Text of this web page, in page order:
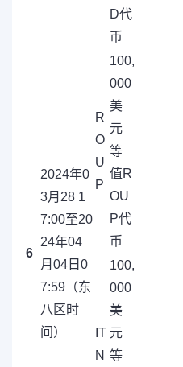
D代
币
6
2024年0
3月28 1
7:00至20
24年04
月04日0
7:59（东
八区时
间）
R
O
U
P
100,
000
美
元
等
值R
OU
P代
币
IT
N
100,
000
美
元
等